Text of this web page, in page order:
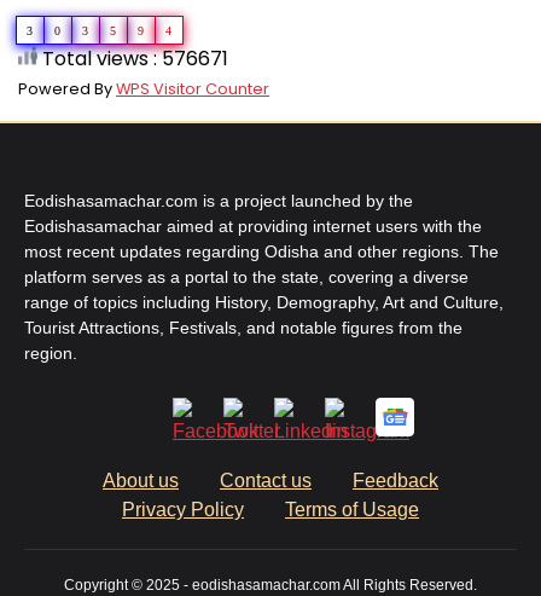
3 0 3 5 9 4
Total views : 576671
Powered ByWPS Visitor Counter
Eodishasamachar.com is a project launched by the
Eodishasamachar aimed at providing internet users with the
most recent updates regarding Odisha and other regions. The
platform serves as a portal to the state, covering a diverse
range of topics including History, Demography, Art and Culture,
Tourist Attractions, Festivals, and notable figures from the
region.
About us Contact us
Feedback
Privacy Policy
Terms of Usage
Copyright © 2025 - eodishasamachar.com All Rights Reserved.